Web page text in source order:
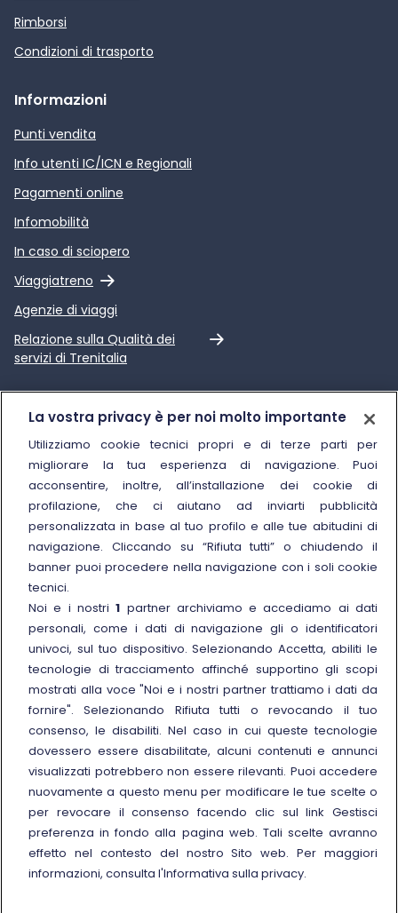
Rimborsi
Condizioni di trasporto
Informazioni
Punti vendita
Info utenti IC/ICN e Regionali
Pagamenti online
Infomobilità
In caso di sciopero
Viaggiatreno
Link esterno
Agenzie di viaggi
Relazione sulla Qualità dei
servizi di Trenitalia
Link esterno
Chi siamo
Sostenibilità
Trenitalia for Business
Manuale di Conservazione
Link esterno
Carriere
Link esterno
La Freccia Mag
Link esterno
Noleggia un treno charter
Viaggi di gruppo
Seguici sui social
© Gruppo FS Italiane 2025
Note legali
Protezione dati personali
Accessibilità
Informativa sui cookies
Gestisci preferenza
La vostra privacy è per noi molto importante
Utilizziamo cookie tecnici propri e di terze parti per
migliorare la tua esperienza di navigazione. Puoi
acconsentire, inoltre, all’installazione dei cookie di
profilazione, che ci aiutano ad inviarti pubblicità
personalizzata in base al tuo profilo e alle tue abitudini di
navigazione. Cliccando su “Rifiuta tutti” o chiudendo il
banner puoi procedere nella navigazione con i soli cookie
tecnici.
Noi e i nostri1 partner archiviamo e accediamo ai dati
personali, come i dati di navigazione gli o identificatori
univoci, sul tuo dispositivo. Selezionando Accetta, abiliti le
tecnologie di tracciamento affinché supportino gli scopi
mostrati alla voce "Noi e i nostri partner trattiamo i dati da
fornire". Selezionando Rifiuta tutti o revocando il tuo
consenso, le disabiliti. Nel caso in cui queste tecnologie
dovessero essere disabilitate, alcuni contenuti e annunci
visualizzati potrebbero non essere rilevanti. Puoi accedere
nuovamente a questo menu per modificare le tue scelte o
per revocare il consenso facendo clic sul link Gestisci
preferenza in fondo alla pagina web. Tali scelte avranno
effetto nel contesto del nostro Sito web. Per maggiori
informazioni, consulta l'Informativa sulla privacy.